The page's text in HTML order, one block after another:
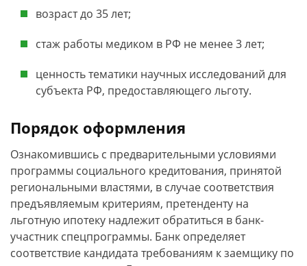
возраст до 35 лет;
стаж работы медиком в РФ не менее 3 лет;
ценность тематики научных исследований для
субъекта РФ, предоставляющего льготу.
Порядок оформления
Ознакомившись с предварительными условиями
программы социального кредитования, принятой
региональными властями, в случае соответствия
предъявляемым критериям, претенденту на
льготную ипотеку надлежит обратиться в банк-
участник спецпрограммы. Банк определяет
соответствие кандидата требованиям к заемщику по